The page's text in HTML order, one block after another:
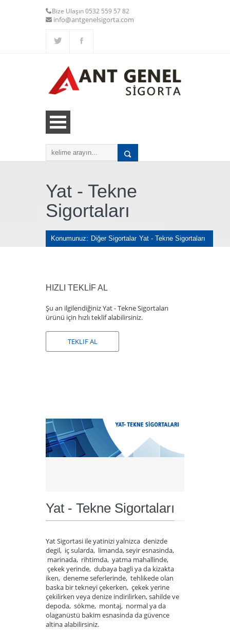
Bize Ulaşın 0532 559 57 82
info@antgenelsigorta.com
Yat - Tekne
Sigortaları
Konumunuz: Diğer Sigortalar Yat - Tekne Sigortaları
HIZLI TEKLİF AL
Şu an ilgilendiğiniz Yat - Tekne Sigortaları
ürünü için hızlı teklif alabilirsiniz.
Yat - Tekne Sigortaları
Yat Sigortasi ile yatinizi yalnizca denizde
degil, iç sularda, limanda, seyir esnasinda,
marinada, rihtimda, yatma mahallinde,
çekek yerinde, dubaya bagli ya da kizakta
iken, deneme seferlerinde, tehlikede olan
baska bir tekneyi çekerken, çekek yerine
çekilirken veya denize indirilirken, sahilde ve
depoda, sökme, montaj, normal ya da
olaganüstü bakim esnasinda da güvence
altina alabilirsiniz.